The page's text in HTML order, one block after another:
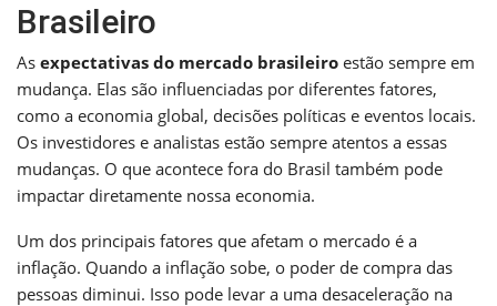
Brasileiro
As expectativas do mercado brasileiro estão sempre em
mudança. Elas são influenciadas por diferentes fatores,
como a economia global, decisões políticas e eventos locais.
Os investidores e analistas estão sempre atentos a essas
mudanças. O que acontece fora do Brasil também pode
impactar diretamente nossa economia.
Um dos principais fatores que afetam o mercado é a
inflação. Quando a inflação sobe, o poder de compra das
pessoas diminui. Isso pode levar a uma desaceleração na